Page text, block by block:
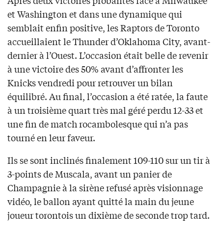
et Washington et dans une dynamique qui
semblait enfin positive, les Raptors de Toronto
accueillaient le Thunder d’Oklahoma City, avant-
dernier à l’Ouest. L’occasion était belle de revenir
à une victoire des 50% avant d’affronter les
Knicks vendredi pour retrouver un bilan
équilibré. Au final, l’occasion a été ratée, la faute
à un troisième quart très mal géré perdu 12-33 et
une fin de match rocambolesque qui n’a pas
tourné en leur faveur.
Ils se sont inclinés finalement 109-110 sur un tir à
3-points de Muscala, avant un panier de
Champagnie à la sirène refusé après visionnage
vidéo, le ballon ayant quitté la main du jeune
joueur torontois un dixième de seconde trop tard.